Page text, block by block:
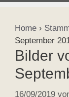
Home ›
September
Bilder
16/09/2019